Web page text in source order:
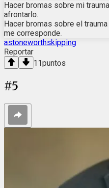
Hacer bromas sobre mi
afrontarlo.
Hacer bromas sobre el
me corresponde.
astoneworthskipping
Reportar
11puntos
#5